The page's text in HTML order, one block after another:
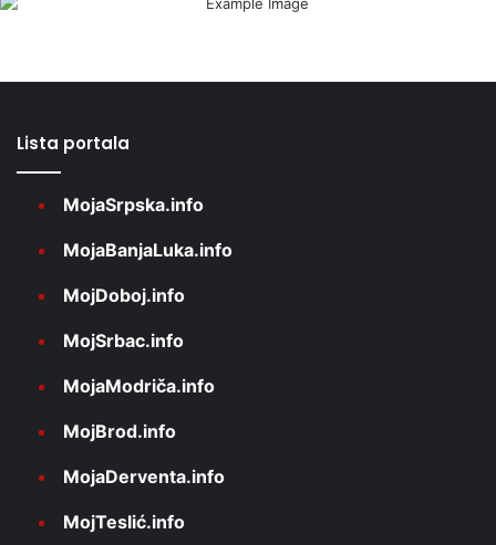
Lista portala
MojaSrpska.info
MojaBanjaLuka.info
MojDoboj.info
MojSrbac.info
MojaModriča.info
MojBrod.info
MojaDerventa.info
MojTeslić.info